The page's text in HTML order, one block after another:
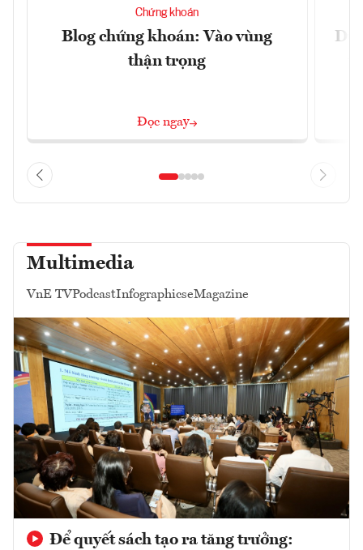
Chứng khoán
Blog chứng khoán: Vào vùng
thận trọng
Đọc ngay
Dự
Multimedia
VnE TVPodcastInfographicseMagazine
Để quyết sách tạo ra tăng trưởng: